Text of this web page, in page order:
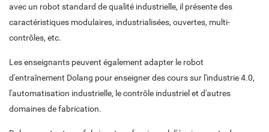
avec un robot standard de qualité industrielle, il présente des
caractéristiques modulaires, industrialisées, ouvertes, multi-
contrôles, etc.
Les enseignants peuvent également adapter le robot
d'entraînement Dolang pour enseigner des cours sur l'industrie 4.0,
l'automatisation industrielle, le contrôle industriel et d'autres
domaines de fabrication.